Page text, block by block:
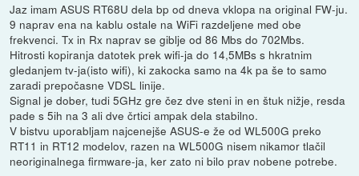
Jaz imam ASUS RT68U dela bp od dneva vklopa na original FW-ju.
9 naprav ena na kablu ostale na WiFi razdeljene med obe
frekvenci. Tx in Rx naprav se giblje od 86 Mbs do 702Mbs.
Hitrosti kopiranja datotek prek wifi-ja do 14,5MBs s hkratnim
gledanjem tv-ja(isto wifi), ki zakocka samo na 4k pa še to samo
zaradi prepočasne VDSL linije.
Signal je dober, tudi 5GHz gre čez dve steni in en štuk nižje, resda
pade s 5ih na 3 ali dve črtici ampak dela stabilno.
V bistvu uporabljam najcenejše ASUS-e že od WL500G preko
RT11 in RT12 modelov, razen na WL500G nisem nikamor tlačil
neoriginalnega firmware-ja, ker zato ni bilo prav nobene potrebe.